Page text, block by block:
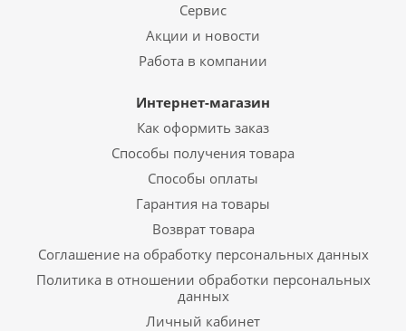
Сервис
Акции и новости
Работа в компании
Интернет-магазин
Как оформить заказ
Способы получения товара
Способы оплаты
Гарантия на товары
Возврат товара
Соглашение на обработку персональных данных
Политика в отношении обработки персональных
данных
Личный кабинет